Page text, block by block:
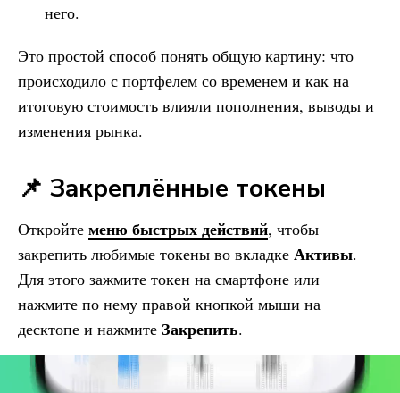
него.
Это простой способ понять общую картину: что
происходило с портфелем со временем и как на
итоговую стоимость влияли пополнения, выводы и
изменения рынка.
📌 Закреплённые токены
Откройте меню быстрых действий, чтобы
закрепить любимые токены во вкладке Активы.
Для этого зажмите токен на смартфоне или
нажмите по нему правой кнопкой мыши на
десктопе и нажмите Закрепить.